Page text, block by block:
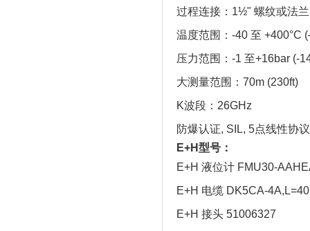
过程连接：1½" 螺纹或法兰
温度范围：-40 至 +400°C
压力范围：-1 至+16bar (-
大测量范围：70m (230ft)
K波段：26GHz
防爆认证, SIL, 5点线性协议
E+H型号：
E+H 液位计 FMU30-
E+H 电缆 DK5CA-
E+H 接头 51006327